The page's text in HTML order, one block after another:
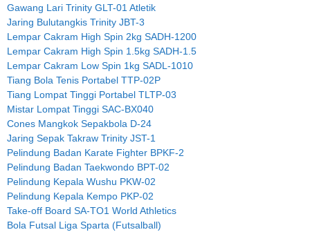
Gawang Lari Trinity GLT-01 Atletik
Jaring Bulutangkis Trinity JBT-3
Lempar Cakram High Spin 2kg SADH-1200
Lempar Cakram High Spin 1.5kg SADH-1.5
Lempar Cakram Low Spin 1kg SADL-1010
Tiang Bola Tenis Portabel TTP-02P
Tiang Lompat Tinggi Portabel TLTP-03
Mistar Lompat Tinggi SAC-BX040
Cones Mangkok Sepakbola D-24
Jaring Sepak Takraw Trinity JST-1
Pelindung Badan Karate Fighter BPKF-2
Pelindung Badan Taekwondo BPT-02
Pelindung Kepala Wushu PKW-02
Pelindung Kepala Kempo PKP-02
Take-off Board SA-TO1 World Athletics
Bola Futsal Liga Sparta (Futsalball)